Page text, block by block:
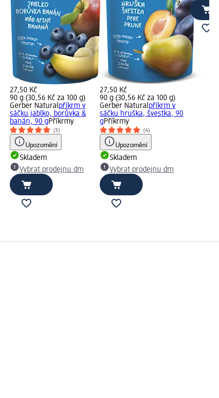
27,50 Kč
90 g (30,56 Kč za 100 g)
Gerber Naturalpříkrm v
sáčku jablko, borůvka &
banán, 90 gPříkrmy
(3)
Upozornění
Skladem
Vybrat prodejnu dm
27,50 Kč
90 g (30,56 Kč za 100 g)
Gerber Naturalpříkrm v
sáčku hruška, švestka, 90
gPříkrmy
(4)
Upozornění
Skladem
Vybrat prodejnu dm